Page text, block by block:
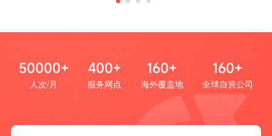
50000+
人次/月
400+
服务网点
160+
海外覆盖地
160+
全球自营公司